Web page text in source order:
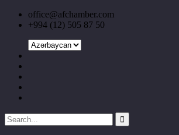
office@afchamber.com
+994 (12) 505 87 50